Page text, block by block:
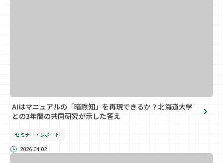
AIはマニュアルの「暗黙知」を再現できるか？北海道大学
との3年間の共同研究が示した答え
セミナー・レポート
2026.04.02